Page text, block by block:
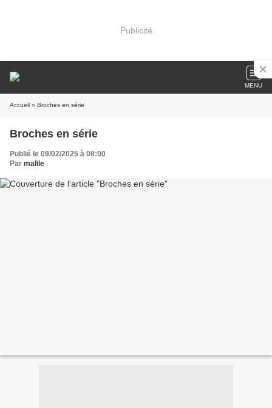
Publicité
MENU
Accueil » Broches en série
Broches en série
Publié le 09/02/2025 à 08:00
Par malile